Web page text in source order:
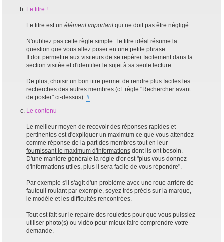
Le titre !
Le titre est un élément importantqui ne doit pas être négligé.
N'oubliez pas cette règle simple : le titre idéal résume la
question que vous allez poser en une petite phrase.
Il doit permettre aux visiteurs de se repérer facilement dans la
section visitée et d'identifier le sujet à sa seule lecture.
De plus, choisir un bon titre permet de rendre plus faciles les
recherches des autres membres (cf. règle "Rechercher avant
de poster" ci-dessus). #
Le contenu
Le meilleur moyen de recevoir des réponses rapides et
pertinentes est d'expliquer un maximum ce que vous attendez
comme réponse de la part des membres tout en leur
fournissant le maximum d'informations dont ils ont besoin.
D'une manière générale la règle d'or est "plus vous donnez
d'informations utiles, plus il sera facile de vous répondre".
Par exemple s'il s'agit d'un problème avec une roue arrière de
fauteuil roulant par exemple, soyez très précis sur la marque,
le modèle et les difficultés rencontrées.
Tout est fait sur le repaire des roulettes pour que vous puissiez
utiliser photo(s) ou vidéo pour mieux faire comprendre votre
demande.